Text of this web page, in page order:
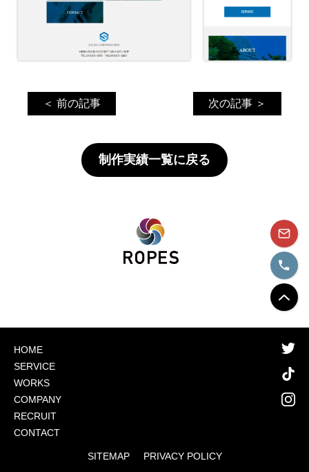
＜ 前の記事 次の記事 ＞
制作実績一覧に戻る
HOME
SERVICE
WORKS
COMPANY
RECRUIT
CONTACT
SITEMAP PRIVACY POLICY